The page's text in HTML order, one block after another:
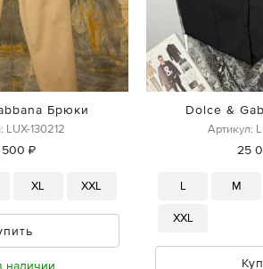
Брюки
LUX-130212
500 ₽
XL XXL
наличии
Dolce &
Артикул:
25
L M
XXL